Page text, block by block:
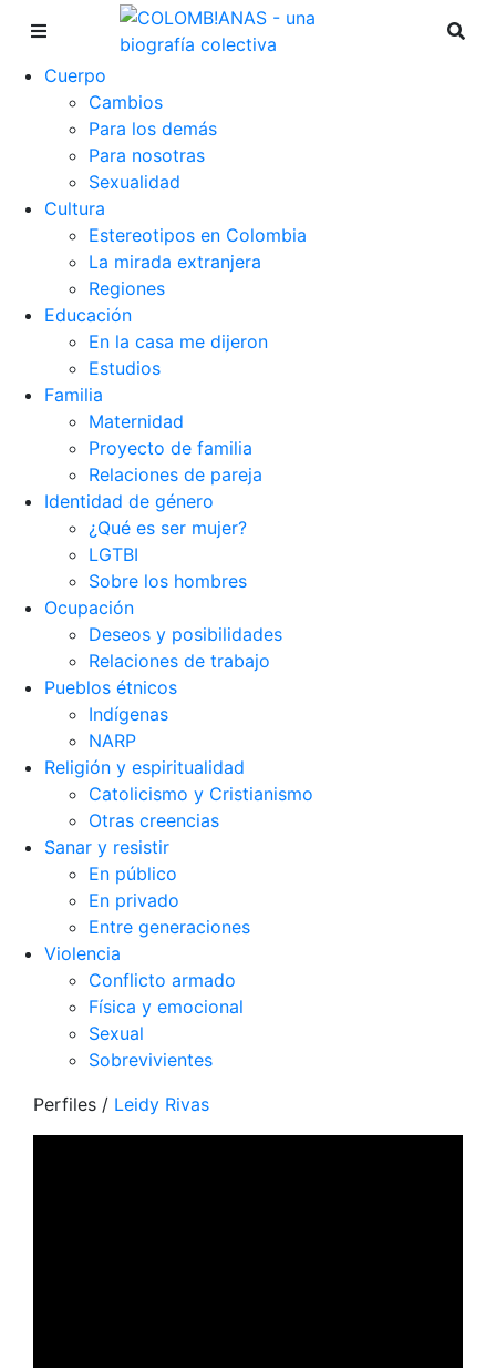
Cuerpo
Cambios
Para los demás
Para nosotras
Sexualidad
Cultura
Estereotipos en Colombia
La mirada extranjera
Regiones
Educación
En la casa me dijeron
Estudios
Familia
Maternidad
Proyecto de familia
Relaciones de pareja
Identidad de género
¿Qué es ser mujer?
LGTBI
Sobre los hombres
Ocupación
Deseos y posibilidades
Relaciones de trabajo
Pueblos étnicos
Indígenas
NARP
Religión y espiritualidad
Catolicismo y Cristianismo
Otras creencias
Sanar y resistir
En público
En privado
Entre generaciones
Violencia
Conflicto armado
Física y emocional
Sexual
Sobrevivientes
Perfiles / Leidy Rivas